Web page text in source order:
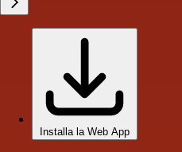
Installa la Web App